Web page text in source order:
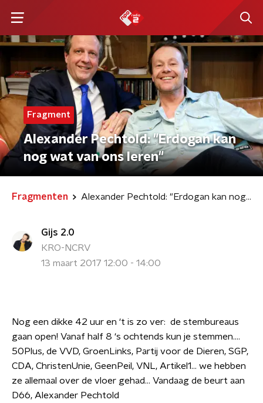
Fragment
Alexander Pechtold: "Erdogan kan
nog wat van ons leren"
Fragmenten Alexander Pechtold: "Erdogan kan nog wat van ons leren"
Gijs 2.0
KRO-NCRV
13 maart 2017 12:00 - 14:00
Nog een dikke 42 uur en ‘t is zo ver: de stembureaus
gaan open! Vanaf half 8 ‘s ochtends kun je stemmen….
50Plus, de VVD, GroenLinks, Partij voor de Dieren, SGP,
CDA, ChristenUnie, GeenPeil, VNL, Artikel1… we hebben
ze allemaal over de vloer gehad… Vandaag de beurt aan
D66, Alexander Pechtold